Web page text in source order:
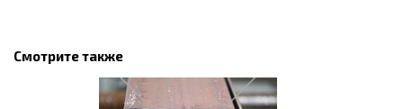
Смотрите также